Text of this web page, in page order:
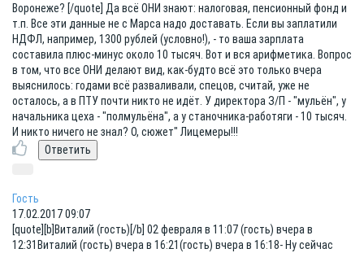
Воронеже? [/quote] Да всё ОНИ знают: налоговая, пенсионный фонд и
т.п. Все эти данные не с Марса надо доставать. Если вы заплатили
НДФЛ, например, 1300 рублей (условно!), - то ваша зарплата
составила плюс-минус около 10 тысяч. Вот и вся арифметика. Вопрос
в том, что все ОНИ делают вид, как-будто всё это только вчера
выяснилось: годами всё разваливали, спецов, считай, уже не
осталось, а в ПТУ почти никто не идёт. У директора З/П - "мульён", у
начальника цеха - "полмульёна", а у станочника-работяги - 10 тысяч.
И никто ничего не знал? О, сюжет" Лицемеры!!!
Гость
17.02.2017 09:07
[quote][b]Виталий (гость)[/b] 02 февраля в 11:07 (гость) вчера в
12:31Виталий (гость) вчера в 16:21(гость) вчера в 16:18- Ну сейчас